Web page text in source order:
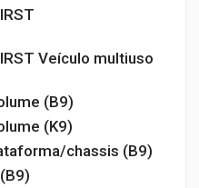
Veículo multiuso
(B9)
(K9)
chassis (B9)